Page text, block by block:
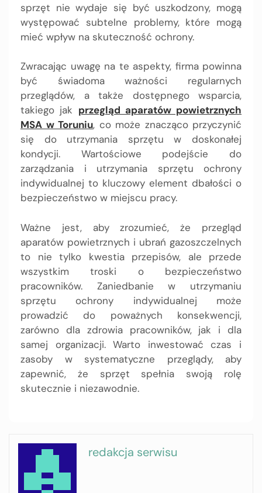
sprzęt nie wydaje się być uszkodzony, mogą
występować subtelne problemy, które mogą
mieć wpływ na skuteczność ochrony.
Zwracając uwagę na te aspekty, firma powinna
być świadoma ważności regularnych
przeglądów, a także dostępnego wsparcia,
takiego jak przegląd aparatów powietrznych
MSA w Toruniu, co może znacząco przyczynić
się do utrzymania sprzętu w doskonałej
kondycji. Wartościowe podejście do
zarządzania i utrzymania sprzętu ochrony
indywidualnej to kluczowy element dbałości o
bezpieczeństwo w miejscu pracy.
Ważne jest, aby zrozumieć, że przegląd
aparatów powietrznych i ubrań gazoszczelnych
to nie tylko kwestia przepisów, ale przede
wszystkim troski o bezpieczeństwo
pracowników. Zaniedbanie w utrzymaniu
sprzętu ochrony indywidualnej może
prowadzić do poważnych konsekwencji,
zarówno dla zdrowia pracowników, jak i dla
samej organizacji. Warto inwestować czas i
zasoby w systematyczne przeglądy, aby
zapewnić, że sprzęt spełnia swoją rolę
skutecznie i niezawodnie.
redakcja serwisu